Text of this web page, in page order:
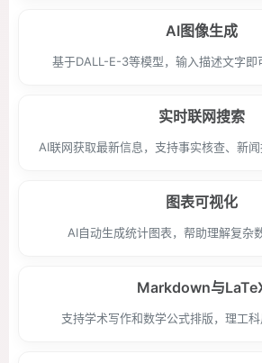
AI图像生成
基于DALL-E-3等模型，输入描述文字即
实时联网搜索
AI联网获取最新信息，支持事实核查、新
图表可视化
AI自动生成统计图表，帮助理解复杂
Markdown与
支持学术写作和数学公式排版，理工